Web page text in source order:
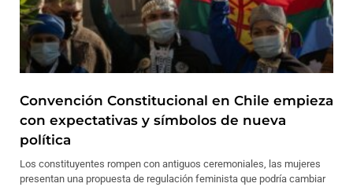
Convención Constitucional en Chile empieza
con expectativas y símbolos de nueva
política
Los constituyentes rompen con antiguos ceremoniales, las mujeres
presentan una propuesta de regulación feminista que podría cambiar